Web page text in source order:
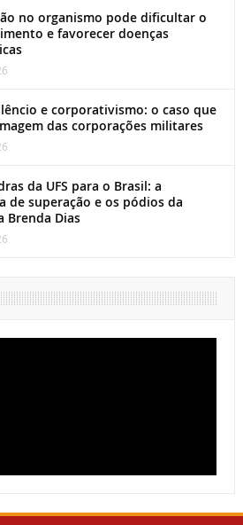
no organismo pode dificultar o
e favorecer doenças
e corporativismo: o caso que
das corporações militares
da UFS para o Brasil: a
de superação e os pódios da
Brenda Dias